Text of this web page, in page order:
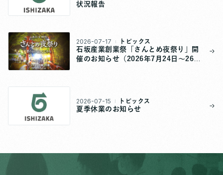
状況報告
2026-07-17 トピックス
石坂産業創業祭「さんとめ夜祭り」開
催のお知らせ（2026年7月24日～26
2026-07-15 トピックス
夏季休業のお知らせ